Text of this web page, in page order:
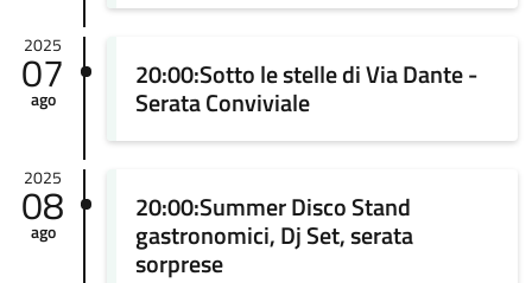
2025
07
ago
20:00:Sotto le stelle di Via Dante -
Serata Conviviale
2025
08
ago
20:00:Summer Disco Stand
gastronomici, Dj Set, serata
sorprese